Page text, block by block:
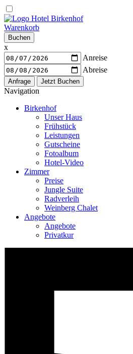
Warenkorb
Buchen
x
Anreise
Abreise
Navigation
Birkenhof
Unser Haus
Frühstück
Leistungen
Gutscheine
Fotoalbum
Hotel-Video
Zimmer
Preise
Jungle Suite
Radverleih
Weinberg Chalet
Angebote
Angebote
Privatkur